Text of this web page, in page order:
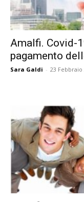
Amalfi. Covid-
pagamento
Sara Galdi - 23 Febbraio